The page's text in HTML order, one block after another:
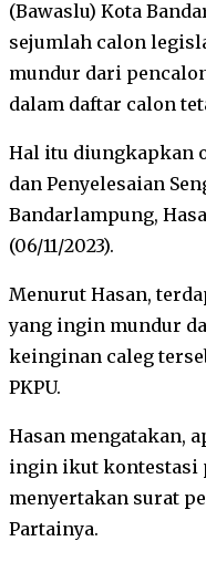
(Bawaslu) Kota
sejumlah calon
mundur dari
dalam daftar calon
Hal itu diungkapkan
dan Penyelesaian
Bandarlampung,
(06/11/2023).
Menurut Hasan,
yang ingin mundur
keinginan caleg
PKPU.
Hasan mengatakan,
ingin ikut kontestasi
menyertakan surat
Partainya.